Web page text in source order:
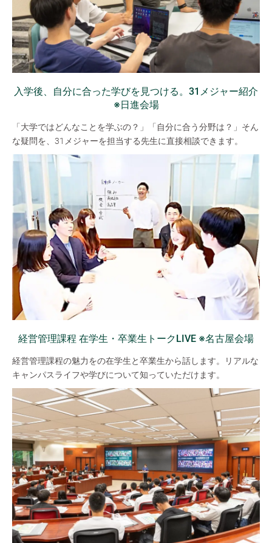
入学後、自分に合った学びを見つける。31メジャー紹介
※日進会場
「大学ではどんなことを学ぶの？」「自分に合う分野は？」そん
な疑問を、31メジャーを担当する先生に直接相談できます。
経営管理課程 在学生・卒業生トークLIVE ※名古屋会場
経営管理課程の魅力をの在学生と卒業生から話します。リアルな
キャンパスライフや学びについて知っていただけます。